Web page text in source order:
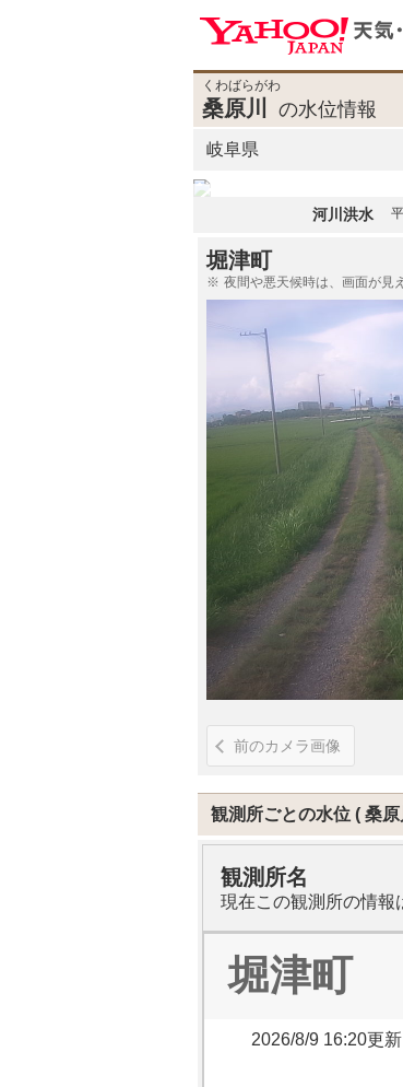
くわばらがわ
桑原川 の水位情報
岐阜県
河川洪水
堀津町
夜間や悪天候時は、画面が見
前のカメラ画像
観測所ごとの水位 桑原
観測所名
現在この観測所の情報
堀津町
2026/8/9 16:20更新